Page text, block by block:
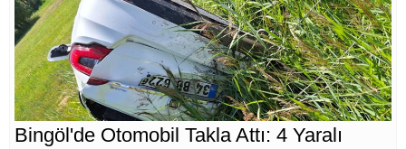
Bingöl'de Otomobil Takla Attı: 4 Yaralı